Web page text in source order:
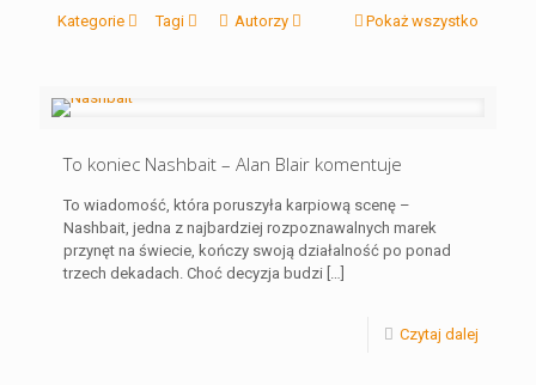
Kategorie Tagi Autorzy Pokaż wszystko
To koniec Nashbait – Alan Blair komentuje
To wiadomość, która poruszyła karpiową scenę –
Nashbait, jedna z najbardziej rozpoznawalnych marek
przynęt na świecie, kończy swoją działalność po ponad
trzech dekadach. Choć decyzja budzi […]
Czytaj dalej